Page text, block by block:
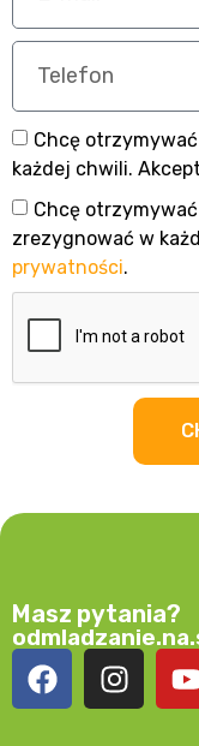
Chcę
każdej chwili.
Chcę otrzymywać
zrezygnować w
prywatności.
Masz pytania?